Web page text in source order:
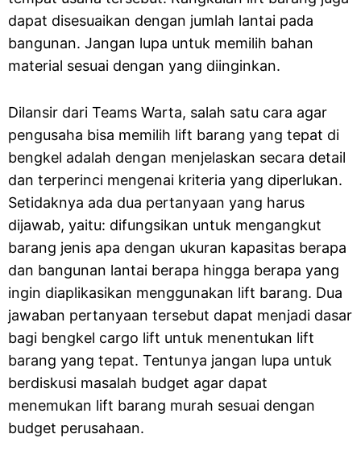
dapat disesuaikan dengan jumlah lantai pada
bangunan. Jangan lupa untuk memilih bahan
material sesuai dengan yang diinginkan.
Dilansir dari Teams Warta, salah satu cara agar
pengusaha bisa memilih lift barang yang tepat di
bengkel adalah dengan menjelaskan secara detail
dan terperinci mengenai kriteria yang diperlukan.
Setidaknya ada dua pertanyaan yang harus
dijawab, yaitu: difungsikan untuk mengangkut
barang jenis apa dengan ukuran kapasitas berapa
dan bangunan lantai berapa hingga berapa yang
ingin diaplikasikan menggunakan lift barang. Dua
jawaban pertanyaan tersebut dapat menjadi dasar
bagi bengkel cargo lift untuk menentukan lift
barang yang tepat. Tentunya jangan lupa untuk
berdiskusi masalah budget agar dapat
menemukan lift barang murah sesuai dengan
budget perusahaan.